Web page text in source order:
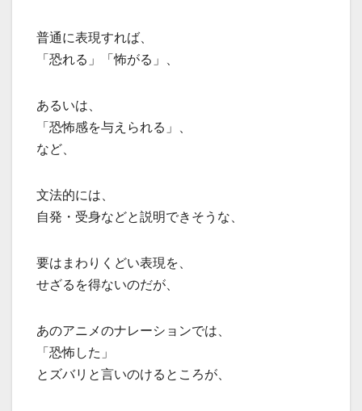
普通に表現すれば、
「恐れる」「怖がる」、
あるいは、
「恐怖感を与えられる」、
など、
文法的には、
自発・受身などと説明できそうな、
要はまわりくどい表現を、
せざるを得ないのだが、
あのアニメのナレーションでは、
「恐怖した」
とズバリと言いのけるところが、